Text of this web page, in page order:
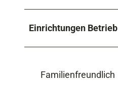
Einrichtungen Betrieb
Familienfreundlich